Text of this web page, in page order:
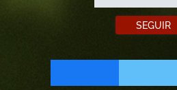
SEGUIR